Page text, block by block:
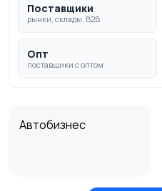
Поставщики
рынки, склады, B2B
Опт
поставщики с оптом
Автобизнес